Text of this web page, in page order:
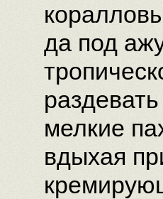
да под
мелкие
вдыхая